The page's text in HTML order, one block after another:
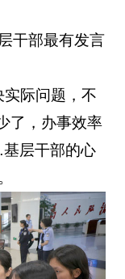
干部最有发言
实际问题，不
了，办事效率
层干部的心